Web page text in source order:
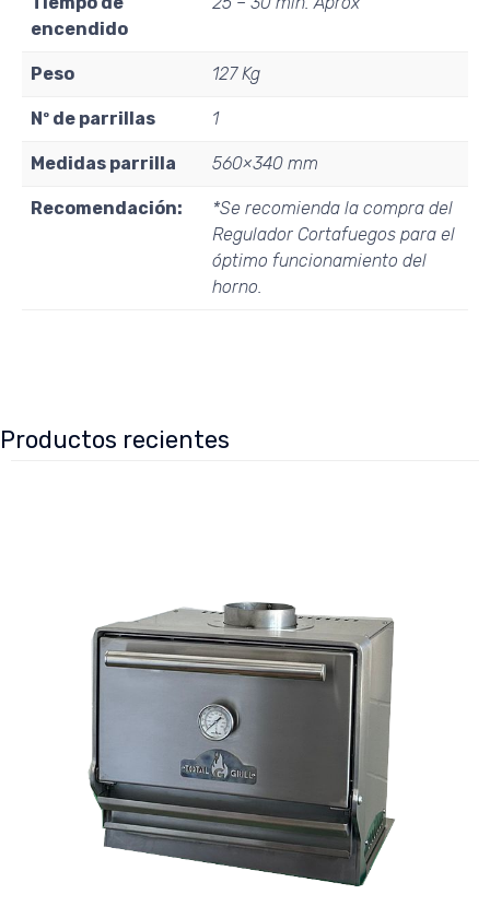
encendido
Peso 127 Kg
Nº de parrillas 1
Medidas parrilla 560×340 mm
Recomendación:
*Se recomienda la compra del
Regulador Cortafuegos para el
óptimo funcionamiento del
horno.
Productos recientes